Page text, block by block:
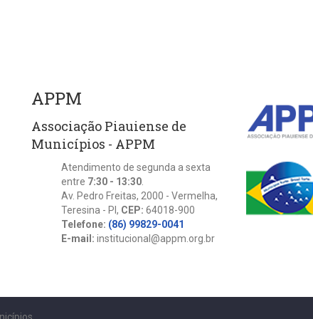
APPM
Associação Piauiense de
Municípios - APPM
Atendimento de segunda a sexta
entre 7:30 - 13:30
Av. Pedro Freitas, 2000 - Vermelha,
Teresina - PI, CEP: 64018-900
Telefone: (86) 99829-0041
E-mail: institucional@appm.org.br